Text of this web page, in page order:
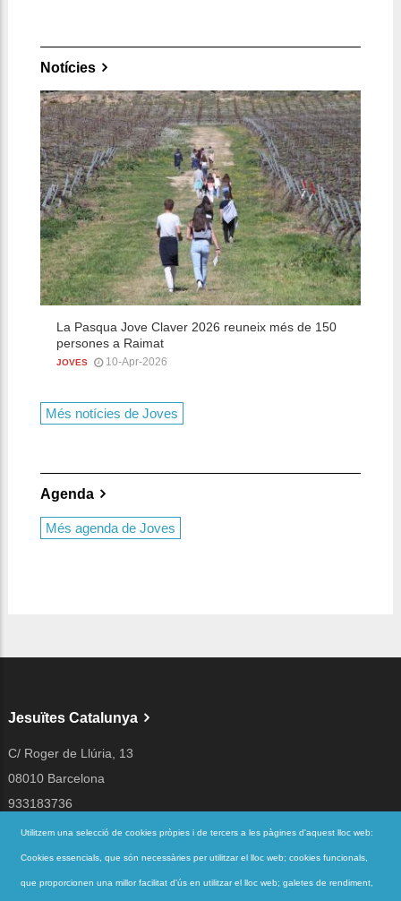
Notícies
La Pasqua Jove Claver 2026 reuneix més de 150
persones a Raimat
JOVES 10-Apr-2026
Més notícies de Joves
Agenda
Més agenda de Joves
Jesuïtes Catalunya
C/ Roger de Llúria, 13
08010 Barcelona
933183736
jesuites@jesuites.net
Segueix-nos a
Utilitzem una selecció de cookies pròpies i de tercers a les pàgines d'aquest lloc web:
Cookies essencials, que són necessàries per utilitzar el lloc web; cookies funcionals,
que proporcionen una millor facilitat d'ús en utilitzar el lloc web; galetes de rendiment,